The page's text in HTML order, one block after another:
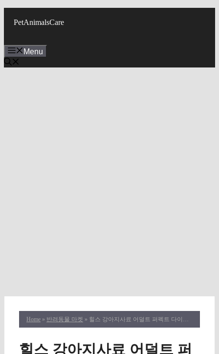
PetAnimalsCare
Menu
Home » 반려동물 마켓 » 힐스 강아지사료 어덜트 퍼펙트 다이제스천, 강아지 키우는 분들 필수템
힐스 강아지사료 어덜트 퍼